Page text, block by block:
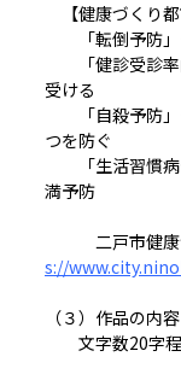
【健康づくり都
「転倒予防」
「健診受診率
受ける
「自殺予防」
つを防ぐ
「生活習慣病
満予防
二戸市健康づ
s://
（３）作品の内容
文字数20字程